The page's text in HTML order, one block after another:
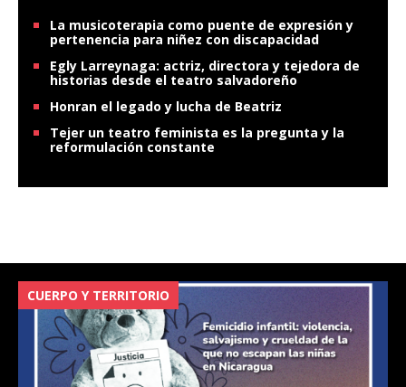
La musicoterapia como puente de expresión y
pertenencia para niñez con discapacidad
Egly Larreynaga: actriz, directora y tejedora de
historias desde el teatro salvadoreño
Honran el legado y lucha de Beatriz
Tejer un teatro feminista es la pregunta y la
reformulación constante
CUERPO Y TERRITORIO